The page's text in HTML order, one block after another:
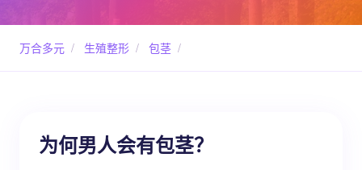
万合多元 / 生殖整形 / 包茎 /
为何男人会有包茎？